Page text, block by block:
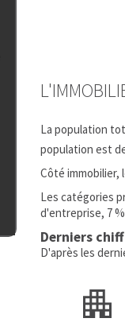
La population
population est
Côté immobilier,
Les catégories
d'entreprise, 7
Derniers
D'après les